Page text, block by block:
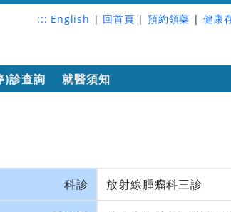
::: English | 回首頁 | 預約領藥 | 健康
)診查詢 就醫須知
科診 放射線腫瘤科三診